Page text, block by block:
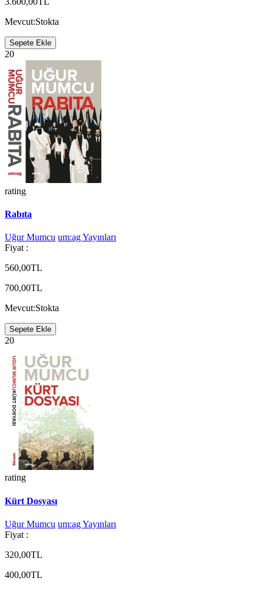
Mevcut:Stokta
Sepete Ekle
20
rating
Rabıta
Uğur Mumcu um:ag Yayınları
Fiyat :
560,00TL
700,00TL
Mevcut:Stokta
Sepete Ekle
20
rating
Kürt Dosyası
Uğur Mumcu um:ag Yayınları
Fiyat :
320,00TL
400,00TL